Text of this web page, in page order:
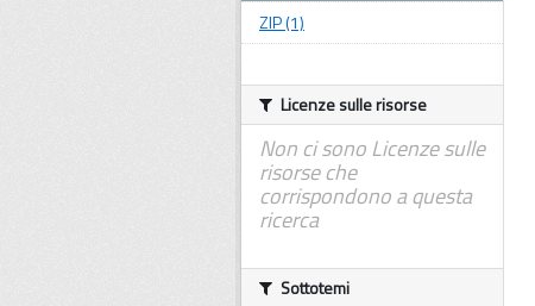
ZIP (1)
Licenze sulle risorse
Non ci sono Licenze sulle
risorse che
corrispondono a questa
ricerca
Sottotemi